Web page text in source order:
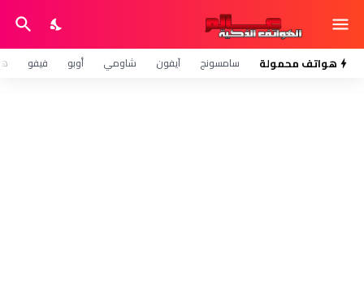
هواتف محمولة سامسونج آيفون شاومي أوبو فيفو